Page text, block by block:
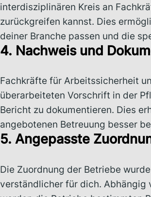
interdisziplinären Kreis an
zurückgreifen kannst. Dies
deiner Branche passen und die
4. Nachweis und
Fachkräfte für Arbeitssicherheit
überarbeiteten Vorschrift in der
Bericht zu dokumentieren. Dies
angebotenen Betreuung besser
5. Angepasste
Die Zuordnung der Betriebe
verständlicher für dich. Abhängig